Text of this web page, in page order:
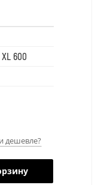
600
дешевле?